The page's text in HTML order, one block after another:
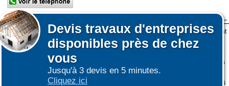
Devis travaux d'entreprises
disponibles près de chez
vous
Jusqu'à 3 devis en 5 minutes.
Cliquez ici
Afficher plus de prestataires dans un rayon de 50km autour de
Léon
Affiner votre recherche
Lors de votre visite sur notre site des fichiers informatiques nommés cookies sont
déposés sur votre terminal. Ces cookies sont utilisés pour la navigation, le
fonctionnement du site et les mesures d'audience pour l'éditeur.
Nous ne collectons pas vos données personnelles au travers des cookies à des
fins publicitaires ni pour nous ni pour des tiers.
Plus d'infos sur les cookies-Ne plus afficher ce message (vous pouvez toujours